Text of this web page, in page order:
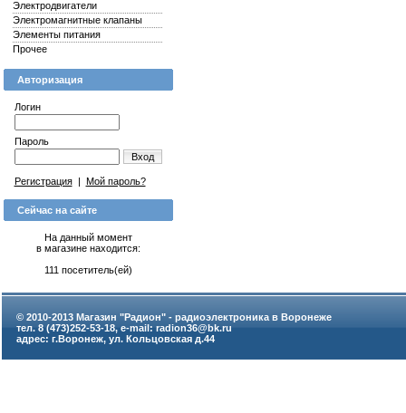
Электродвигатели
Электромагнитные клапаны
Элементы питания
Прочее
Авторизация
Логин
Пароль
Вход
Регистрация| Мой пароль?
Сейчас на сайте
На данный момент
в магазине находится:
111 посетитель(ей)
© 2010-2013 Магазин "Радион" - радиоэлектроника в Воронеже
тел. 8 (473)252-53-18, e-mail: radion36@bk.ru
адрес: г.Воронеж, ул. Кольцовская д.44